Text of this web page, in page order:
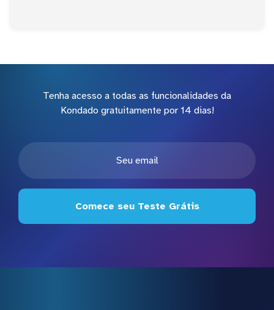
Tenha acesso a todas as funcionalidades da
Kondado gratuitamente por 14 dias!
Comece seu Teste Grátis